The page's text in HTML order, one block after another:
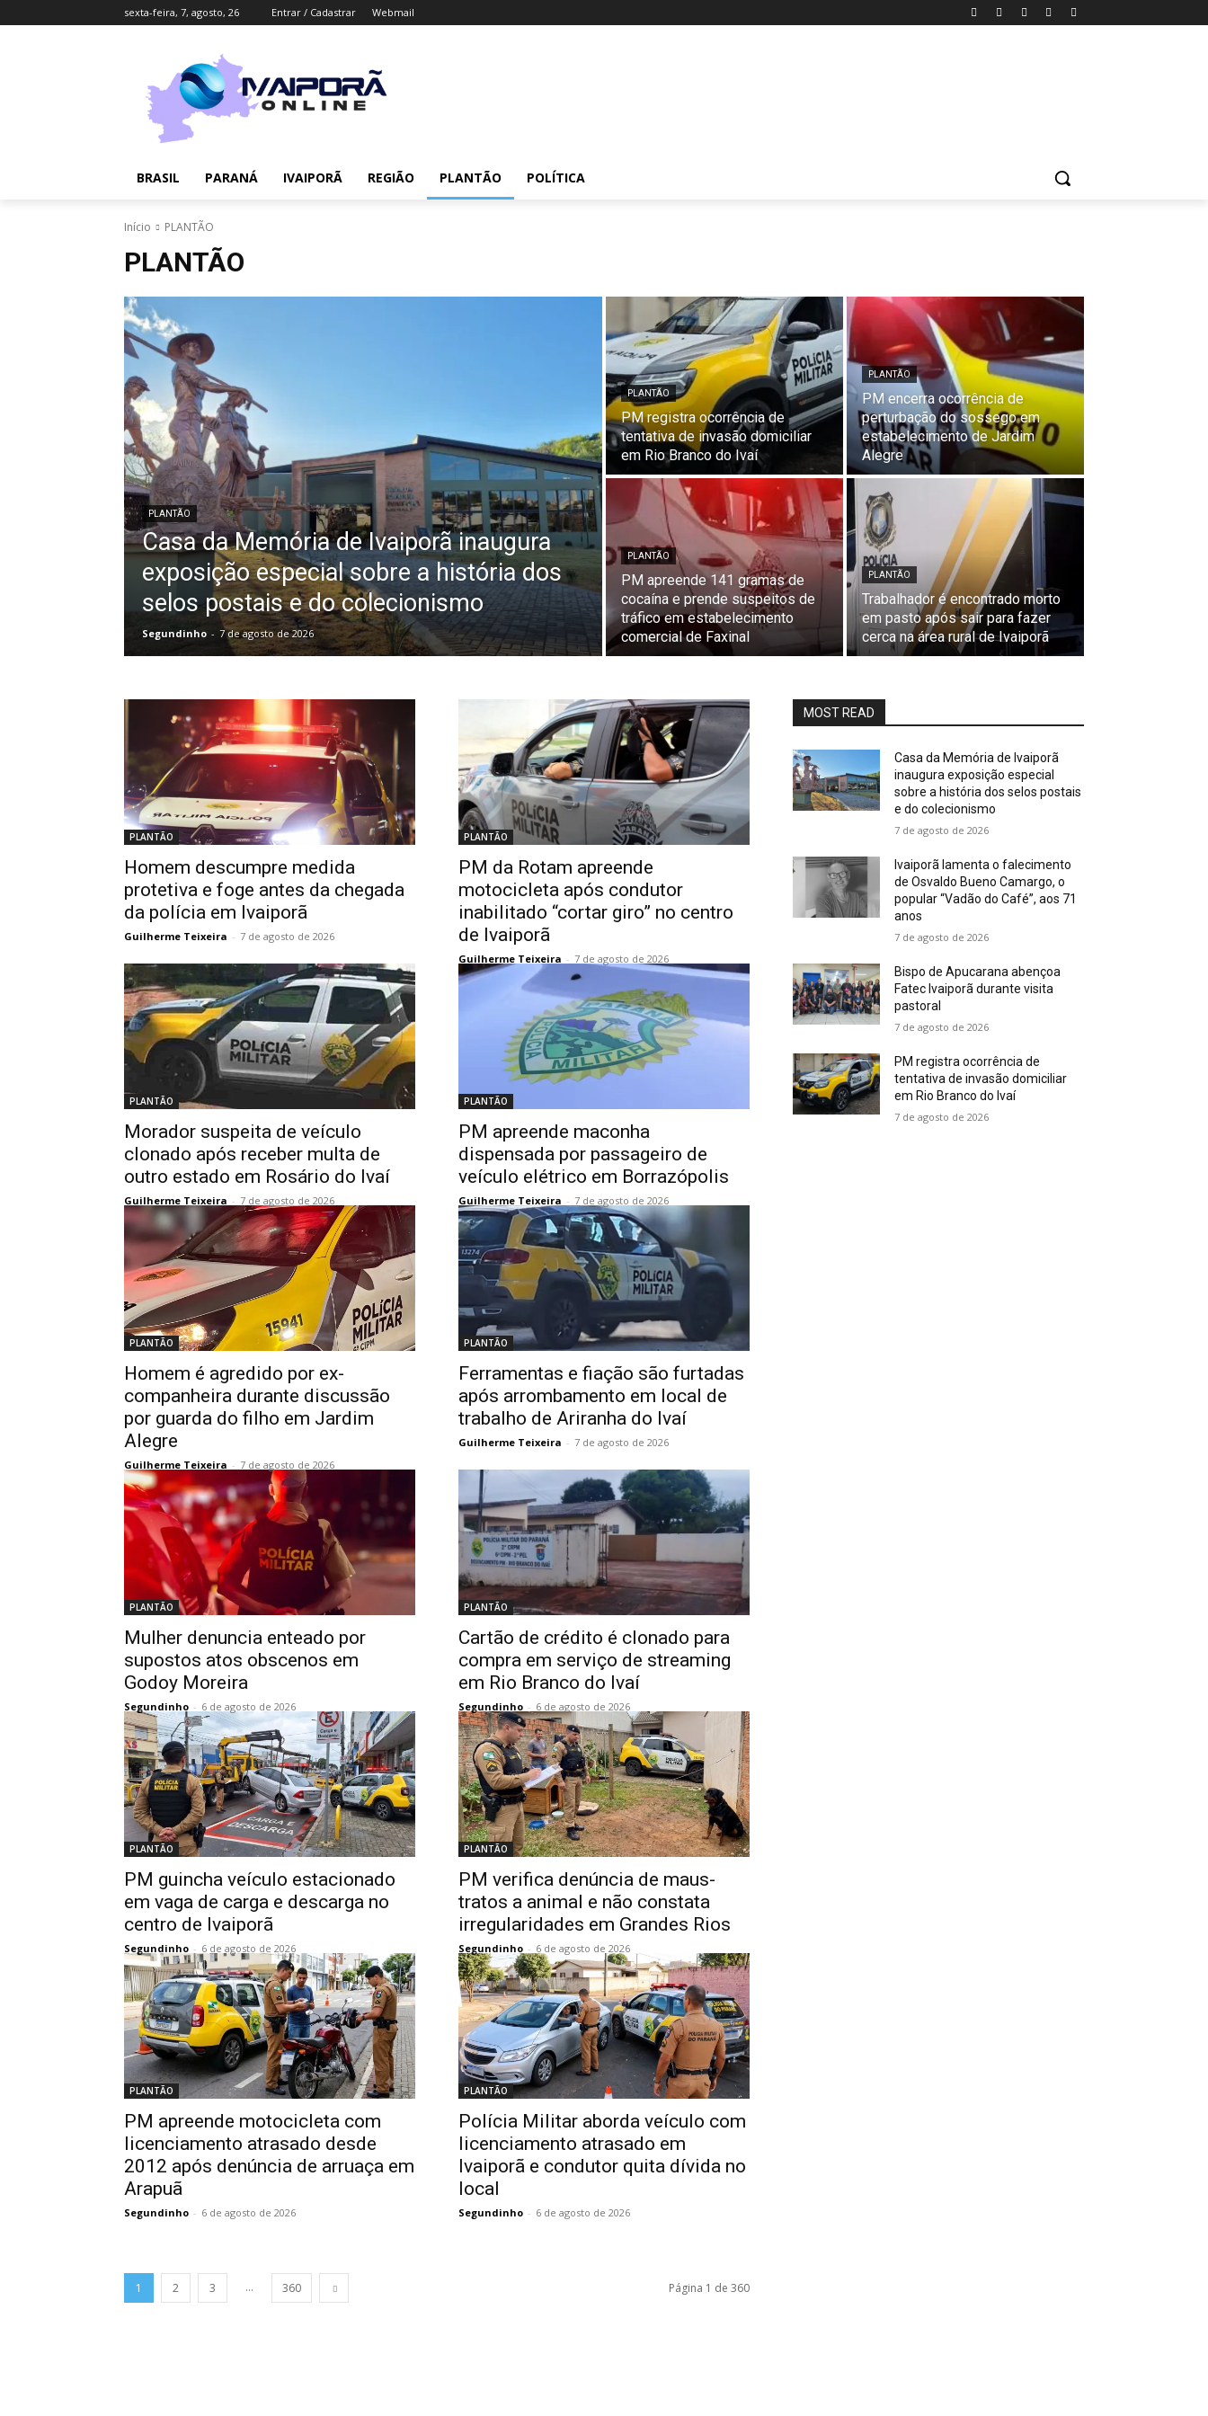
sexta-feira, 7, agosto, 26 Entrar / Cadastrar Webmail
BRASIL PARANÁ IVAIPORÃ REGIÃO PLANTÃO POLÍTICA
Início PLANTÃO
PLANTÃO
PLANTÃO
Casa da Memória de Ivaiporã inaugura
exposição especial sobre a história dos
selos postais e do colecionismo
Segundinho - 7 de agosto de 2026
PLANTÃO
PM registra ocorrência de
tentativa de invasão domiciliar
em Rio Branco do Ivaí
PLANTÃO
PM encerra ocorrência de
perturbação do sossego em
estabelecimento de Jardim
Alegre
PLANTÃO
PM apreende 141 gramas de
cocaína e prende suspeitos de
tráfico em estabelecimento
comercial de Faxinal
PLANTÃO
Trabalhador é encontrado morto
em pasto após sair para fazer
cerca na área rural de Ivaiporã
PLANTÃO
Homem descumpre medida
protetiva e foge antes da chegada
da polícia em Ivaiporã
Guilherme Teixeira - 7 de agosto de 2026
PLANTÃO
PM da Rotam apreende
motocicleta após condutor
inabilitado “cortar giro” no centro
de Ivaiporã
Guilherme Teixeira - 7 de agosto de 2026
PLANTÃO
Morador suspeita de veículo
clonado após receber multa de
outro estado em Rosário do Ivaí
Guilherme Teixeira - 7 de agosto de 2026
PLANTÃO
PM apreende maconha
dispensada por passageiro de
veículo elétrico em Borrazópolis
Guilherme Teixeira - 7 de agosto de 2026
PLANTÃO
Homem é agredido por ex-
companheira durante discussão
por guarda do filho em Jardim
Alegre
Guilherme Teixeira - 7 de agosto de 2026
PLANTÃO
Ferramentas e fiação são furtadas
após arrombamento em local de
trabalho de Ariranha do Ivaí
Guilherme Teixeira - 7 de agosto de 2026
PLANTÃO
Mulher denuncia enteado por
supostos atos obscenos em
Godoy Moreira
Segundinho - 6 de agosto de 2026
PLANTÃO
Cartão de crédito é clonado para
compra em serviço de streaming
em Rio Branco do Ivaí
Segundinho - 6 de agosto de 2026
PLANTÃO
PM guincha veículo estacionado
em vaga de carga e descarga no
centro de Ivaiporã
Segundinho - 6 de agosto de 2026
PLANTÃO
PM verifica denúncia de maus-
tratos a animal e não constata
irregularidades em Grandes Rios
Segundinho - 6 de agosto de 2026
PLANTÃO
PM apreende motocicleta com
licenciamento atrasado desde
2012 após denúncia de arruaça em
Arapuã
Segundinho - 6 de agosto de 2026
PLANTÃO
Polícia Militar aborda veículo com
licenciamento atrasado em
Ivaiporã e condutor quita dívida no
local
Segundinho - 6 de agosto de 2026
1 2 3 ... 360 Página 1 de 360
MOST READ
Casa da Memória de Ivaiporã
inaugura exposição especial
sobre a história dos selos postais
e do colecionismo
7 de agosto de 2026
Ivaiporã lamenta o falecimento
de Osvaldo Bueno Camargo, o
popular “Vadão do Café”, aos 71
anos
7 de agosto de 2026
Bispo de Apucarana abençoa
Fatec Ivaiporã durante visita
pastoral
7 de agosto de 2026
PM registra ocorrência de
tentativa de invasão domiciliar
em Rio Branco do Ivaí
7 de agosto de 2026